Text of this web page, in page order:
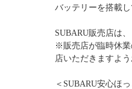
バッテリーを搭載
SUBARU販売店は、
※販売店が臨時休業
店いただきますよう
＜SUBARU安心ほ